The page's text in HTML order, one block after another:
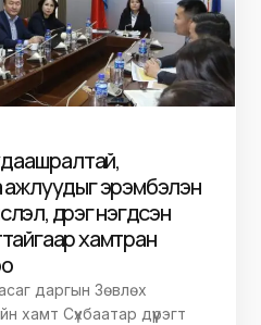
ажлуудыг эрэмбэлэн
дүүрэг нэгдсэн
хамтран
даргын Зөвлөх
хамт Сүхбаатар дүүрэгт